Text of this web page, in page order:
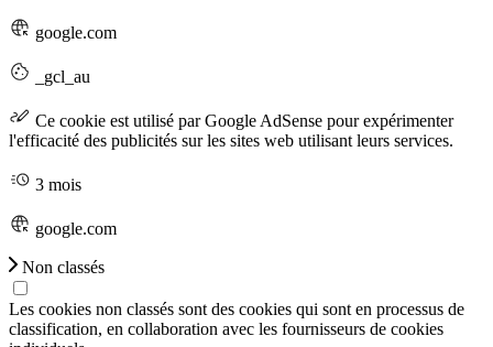
google.com
_gcl_au
Ce cookie est utilisé par Google AdSense pour expérimenter
l'efficacité des publicités sur les sites web utilisant leurs services.
3 mois
google.com
Non classés
Les cookies non classés sont des cookies qui sont en processus de
classification, en collaboration avec les fournisseurs de cookies